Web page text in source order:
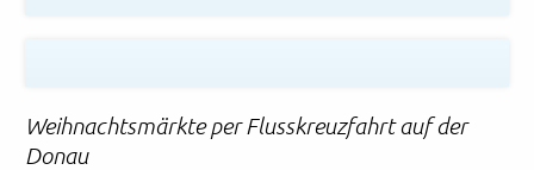
Weihnachtsmärkte per Flusskreuzfahrt auf der
Donau